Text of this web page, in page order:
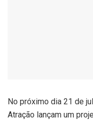
No próximo dia 21 de
Atração lançam um